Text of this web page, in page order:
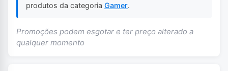
produtos da categoria Gamer.
Promoções podem esgotar e ter preço alterado a
qualquer momento